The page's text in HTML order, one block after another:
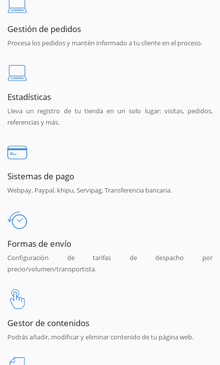
Gestión de pedidos
Procesa los pedidos y mantén informado a tu cliente en el proceso.
Estadísticas
Lleva un registro de tu tienda en un solo lugar: visitas, pedidos,
referencias y más.
Sistemas de pago
Webpay, Paypal, khipu, Servipag, Transferencia bancaria.
Formas de envío
Configuración de tarifas de despacho por
precio/volumen/transportista.
Gestor de contenidos
Podrás añadir, modificar y eliminar contenido de tu página web.